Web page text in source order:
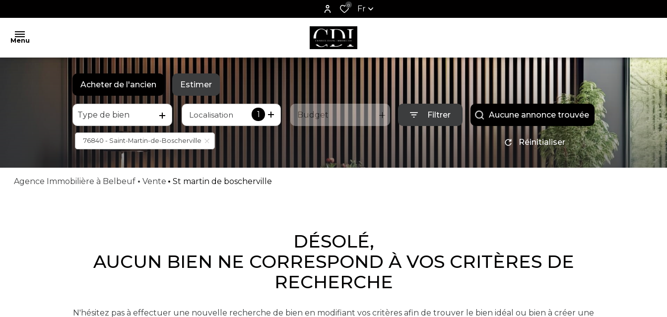
0 Fr
Menu
Acheter de l'ancien
De l'ancien
Estimer
Type de bien 1
Localisation Budget Filtrer aucune annonce trouvée
76840 - Saint-Martin-de-Boscherville Réinitialiser
Agence Immobilière à Belbeuf Vente St martin de boscherville
DÉSOLÉ,
AUCUN BIEN NE CORRESPOND À VOS CRITÈRES DE
RECHERCHE
N'hésitez pas à effectuer une nouvelle recherche de bien en modifiant vos critères afin de trouver le bien idéal ou bien à créer une